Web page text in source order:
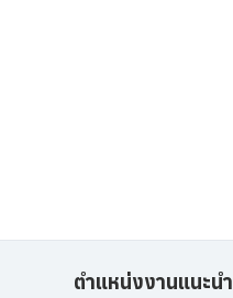
ตำแหน่งงานแนะนำ